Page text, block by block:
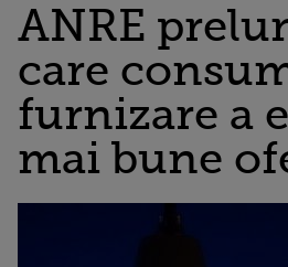
ANRE
care
furnizare a
mai bune